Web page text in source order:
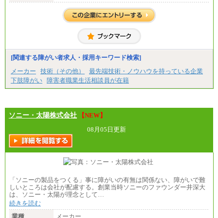
大学院修了・大学卒業：月給21万円
短期大学・専門学校（2年制）卒業：月給20万円
慮して給与を決定いたします
※試用期間中も給与に変更はございません
中途：
（1）事務職（総合職・正社員） （2）技術職（総
合職・正社員）
月給 208,000円以上
経験、能力等を考慮し、弊社規定により決定
試用期間中も給与に変更はございません
基本給
月給 182,400円以上
[関連する障がい者求人・採用キーワード検索]
メーカー
技術（その他）
最先端技術・ノウハウを持っている企業
下肢障がい 障害者職業生活相談員が在籍
ソニー・太陽株式会社
【NEW】
08月05日更新
「ソニーの製品をつくる」事に障がいの有無は関係ない、障がいで難
しいところは会社が配慮する。創業当時ソニーのファウンダー井深大
は、ソニー・太陽が理念として…
続きを読む
業種
メーカー